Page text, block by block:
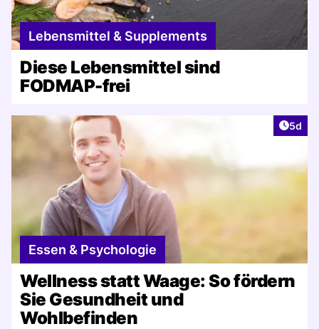
Lebensmittel & Supplements
Diese Lebensmittel sind
FODMAP-frei
5d
Essen & Psychologie
Wellness statt Waage: So fördern
Sie Gesundheit und
Wohlbefinden